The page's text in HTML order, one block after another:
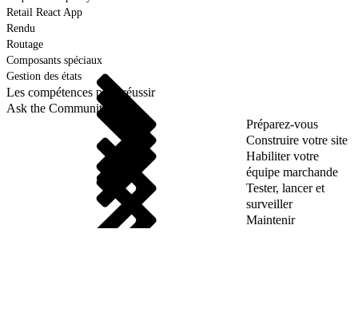
Retail React App
Rendu
Routage
Composants spéciaux
Gestion des états
Les compétences pour réussir
Ask the Community
Préparez-vous
Construire votre site
Habiliter votre
équipe marchande
Tester, lancer et
surveiller
Maintenir